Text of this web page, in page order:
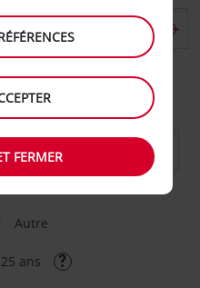
de retour
DATE DE RETOUR
Autre
ans
FERMER